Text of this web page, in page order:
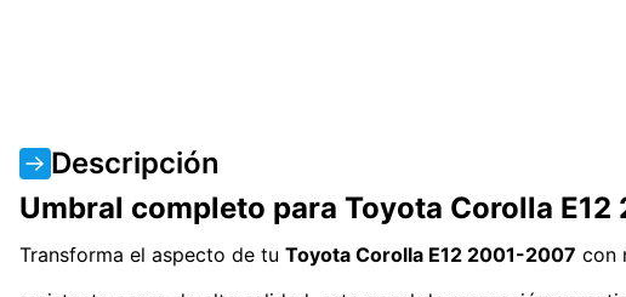
Descripción
Umbral completo para Toyota Corolla
Transforma el aspecto de tu Toyota Corolla E12 2001-2007 con